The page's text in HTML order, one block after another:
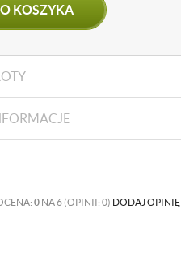
KOSZYKA
0 NA 6 (OPINII: 0) DODAJ OPINIĘ